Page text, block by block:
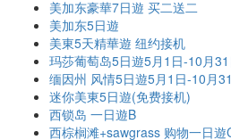
美加东豪華7日遊 买二送二
美加东5日遊
美東5天精華遊 纽约接机
玛莎葡萄岛5日遊5月1日-10月
缅因州 风情5日遊5月1日-10月
迷你美東5日遊(免费接机)
西锁岛 一日遊B
西棕榈滩+sawgrass 购物一日遊